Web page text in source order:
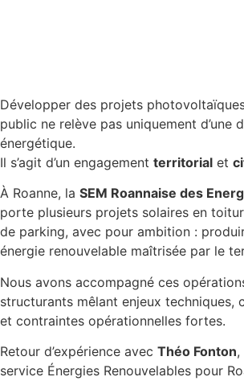
Développer des projets
public ne relève pas uniquement d’une
énergétique.
Il s’agit d’un engagement territorial et
À Roanne, la SEM Roannaise des
porte plusieurs projets solaires en
de parking, avec pour ambition :
énergie renouvelable maîtrisée par le
Nous avons accompagné ces
structurants mêlant enjeux techniques,
et contraintes opérationnelles fortes.
Retour d’expérience avec Théo Fonton,
service Énergies Renouvelables pour